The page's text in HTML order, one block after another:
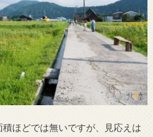
ほどでは無いですが、見応えは